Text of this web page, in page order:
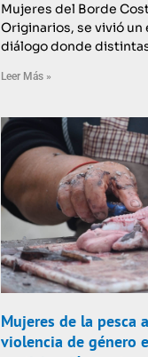
Mujeres del Borde
Originarios, se vivió
diálogo donde
Leer Más »
Mujeres de la pesca
violencia de género